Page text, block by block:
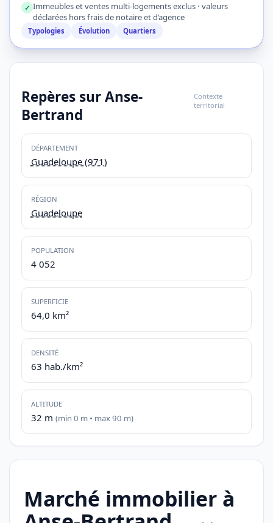
✓ Immeubles et ventes multi-logements exclus · valeurs
déclarées hors frais de notaire et d’agence
Typologies Évolution Quartiers
Repères sur Anse-
Bertrand
Contexte
territorial
DÉPARTEMENT
Guadeloupe (971)
RÉGION
Guadeloupe
POPULATION
4 052
SUPERFICIE
64,0 km²
DENSITÉ
63 hab./km²
ALTITUDE
32 m (min 0 m • max 90 m)
Marché immobilier à